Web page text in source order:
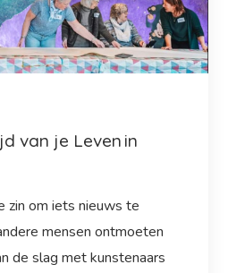
van je Leven in
zin om iets nieuws te
mensen ontmoeten
de slag met kunstenaars